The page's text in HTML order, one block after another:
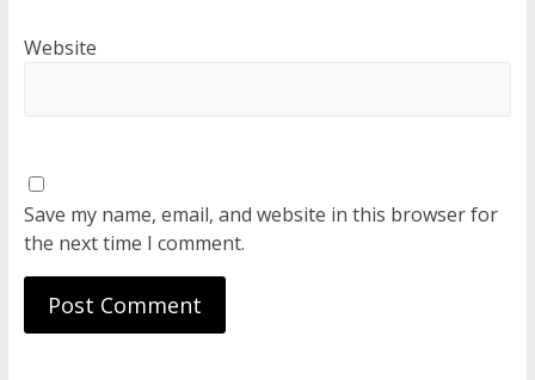
Website
Save my name, email, and website in this browser for
the next time I comment.